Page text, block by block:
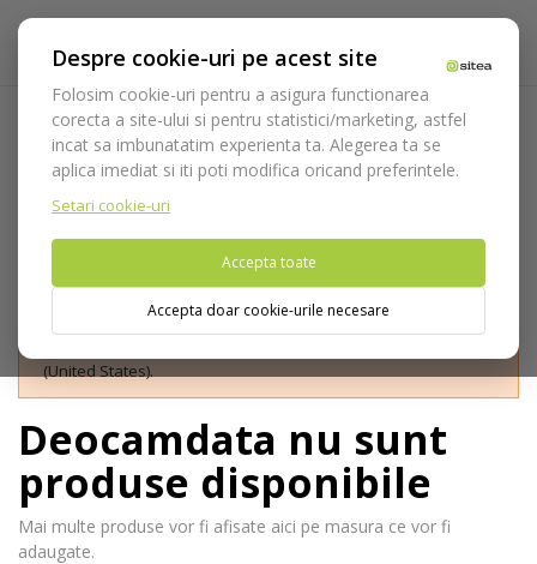
Despre cookie-uri pe acest site
Folosim cookie-uri pentru a asigura functionarea
corecta a site-ului si pentru statistici/marketing, astfel
incat sa imbunatatim experienta ta. Alegerea ta se
aplica imediat si iti poti modifica oricand preferintele.
Setari cookie-uri
Accepta toate
Accepta doar cookie-urile necesare
Cape de vindecare iRES
Acasa Implantologie Sisteme de implantare
iRes
Protetica iRES
(United States).
Deocamdata nu sunt
produse disponibile
Mai multe produse vor fi afisate aici pe masura ce vor fi
adaugate.